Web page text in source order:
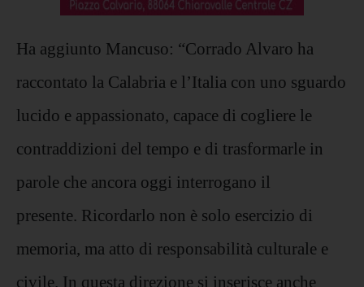
Ha aggiunto Mancuso: “Corrado Alvaro ha
raccontato la Calabria e l’Italia con uno sguardo
lucido e appassionato, capace di cogliere le
contraddizioni del tempo e di trasformarle in
parole che ancora oggi interrogano il
presente. Ricordarlo non è solo esercizio di
memoria, ma atto di responsabilità culturale e
civile. In questa direzione si inserisce anche